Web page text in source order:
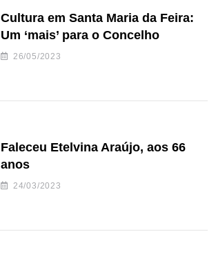
Cultura em Santa Maria da Feira:
Um ‘mais’ para o Concelho
26/05/2023
Faleceu Etelvina Araújo, aos 66
anos
24/03/2023